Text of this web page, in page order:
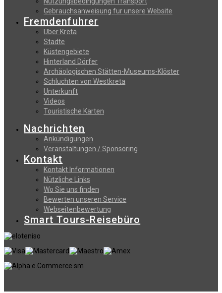
Gebrauchsanweisung fur unsere Website
Fremdenfuhrer
Uber Kreta
Stadte
Küstengebiete
Hinterland Dörfer
Archäologischen Stätten-Museums-Klöster
Schluchten von Westkreta
Unterkunft
Videos
Touristische Karten
Nachrichten
Ankündigungen
Veranstaltungen / Sponsoring
Kontakt
Kontakt Informationen
Nützliche Links
Wo Sie uns finden
Bewerten unseren Service
Webseitenbewertung
Smart Tours-Reisebüro